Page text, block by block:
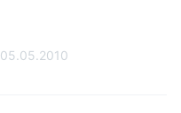
05.05.2010